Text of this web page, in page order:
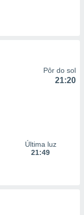
Pôr do sol
21:20
Última luz
21:49